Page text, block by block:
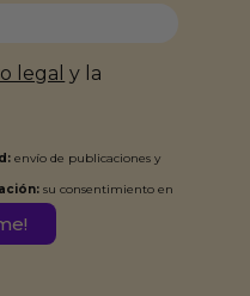
legal y la
envío de publicaciones y
su consentimiento en
Podrás ejercer tus